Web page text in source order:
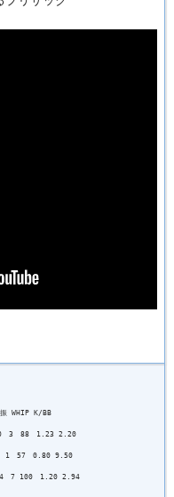
WHIP K/BB
3 88 1.23 2.20
57 0.80 9.50
7 100 1.20 2.94